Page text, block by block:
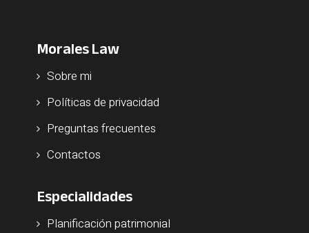
Morales Law
Sobre mi
Políticas de privacidad
Preguntas frecuentes
Contactos
Especialidades
Planificación patrimonial